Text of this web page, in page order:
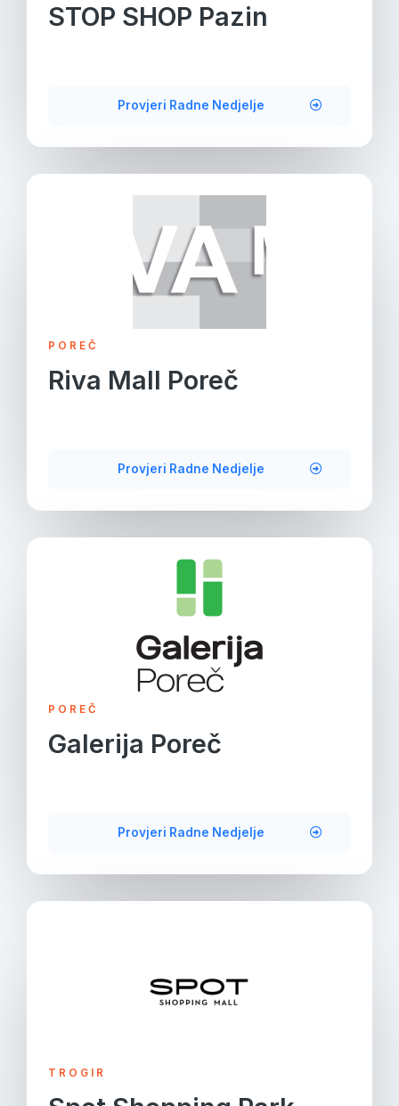
STOP SHOP Pazin
Provjeri Radne Nedjelje
POREČ
Riva Mall Poreč
Provjeri Radne Nedjelje
POREČ
Galerija Poreč
Provjeri Radne Nedjelje
TROGIR